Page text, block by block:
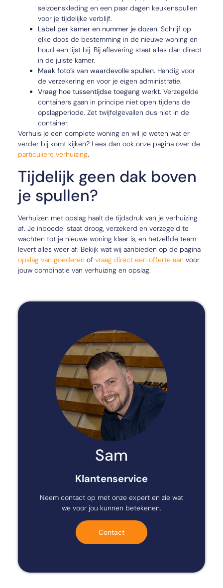
seizoenskleding en een paar dagen keukenspullen
voor je tijdelijke verblijf.
Label per kamer en nummer je dozen. Schrijf op
elke doos de bestemming in de nieuwe woning en
houd een lijst bij. Bij aflevering staat alles dan direct
in de juiste kamer.
Maak foto’s van waardevolle spullen. Handig voor
de verzekering en voor je eigen administratie.
Vraag hoe tussentijdse toegang werkt. Verzegelde
containers gaan in principe niet open tijdens de
opslagperiode. Zet twijfelgevallen dus niet in de
container.
Verhuis je een complete woning en wil je weten wat er
verder bij komt kijken? Lees dan ook onze pagina over de
particuliere verhuizing.
Tijdelijk geen dak boven
je spullen?
Verhuizen met opslag haalt de tijdsdruk van je verhuizing
af. Je inboedel staat droog, verzekerd en verzegeld te
wachten tot je nieuwe woning klaar is, en hetzelfde team
levert alles weer af. Bekijk wat wij aanbieden op de pagina
opslag van goederen of vraag direct een offerte aan voor
jouw combinatie van verhuizing en opslag.
Sam
Klantenservice
Neem contact op met onze expert en zie wat
we voor jou kunnen betekenen.
Contact